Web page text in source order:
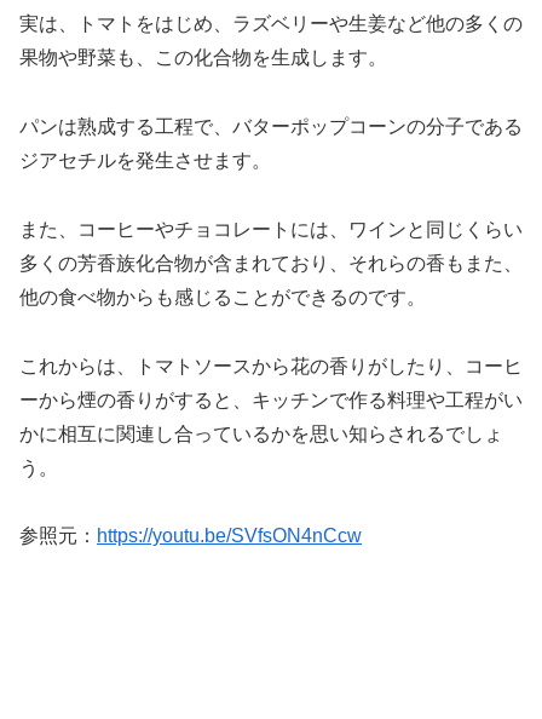
実は、トマトをはじめ、ラズベリーや生姜など他の多くの
果物や野菜も、この化合物を生成します。
パンは熟成する工程で、バターポップコーンの分子である
ジアセチルを発生させます。
また、コーヒーやチョコレートには、ワインと同じくらい
多くの芳香族化合物が含まれており、それらの香もまた、
他の食べ物からも感じることができるのです。
これからは、トマトソースから花の香りがしたり、コーヒ
ーから煙の香りがすると、キッチンで作る料理や工程がい
かに相互に関連し合っているかを思い知らされるでしょ
う。
参照元： https://youtu.be/SVfsON4nCcw